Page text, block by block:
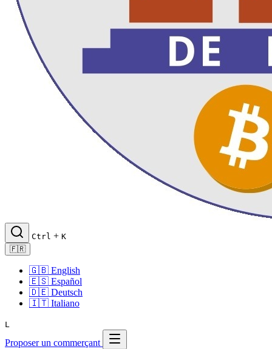
Ctrl + K
🇫🇷
🇬🇧 English
🇪🇸 Español
🇩🇪 Deutsch
🇮🇹 Italiano
L
Proposer un commerçant